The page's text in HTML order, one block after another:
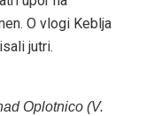
O vlogi Keblja
jutri.
Oplotnico (V.